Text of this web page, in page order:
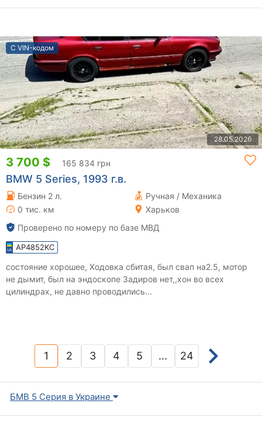
С VIN-кодом
28.05.2026
3 700 $ 165 834 грн
BMW 5 Series, 1993 г.в.
Бензин 2 л.
Ручная / Механика
0 тис. км
Харьков
Проверено по номеру по базе МВД
AP4852KC
состояние хорошее, Ходовка сбитая, был свап на2.5, мотор
не дымит, был на эндоскопе Задиров нет,,хон во всех
цилиндрах, не давно проводились...
1(current)
2 3 4 5 ... 24
БМВ 5 Серия в Украине